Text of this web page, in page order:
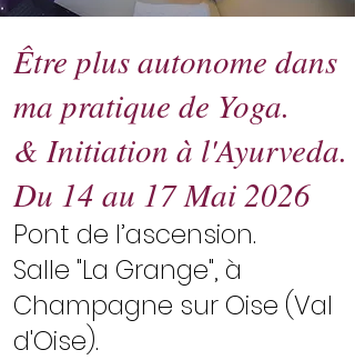
Être plus autonome dans
ma pratique de Yoga.
& Initiation à l'Ayurveda.
​Du 14 au 17 Mai 2026
Pont de l’ascension.
Salle "La Grange", à
Champagne sur Oise (Val
d'Oise).